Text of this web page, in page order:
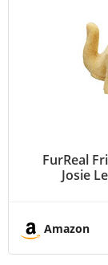
FurReal
Josie
Amazon